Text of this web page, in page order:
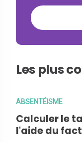
Les plus
ABSENTÉISME
Calculer le
l'aide du